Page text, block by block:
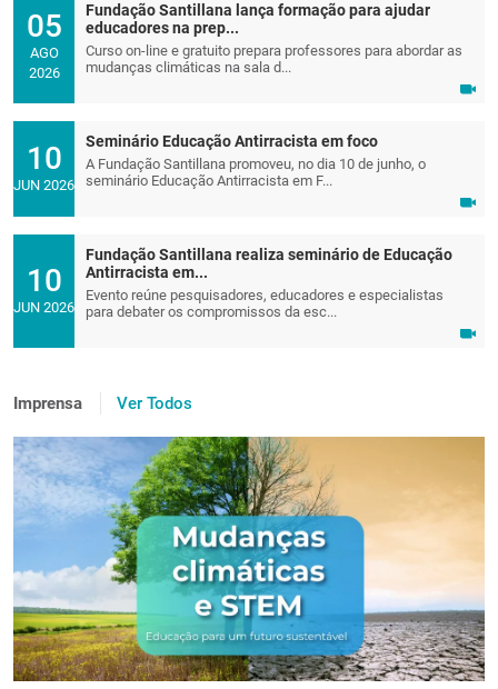
05
AGO
2026
Fundação Santillana lança formação para ajudar
educadores na prep...
Curso on-line e gratuito prepara professores para abordar as
mudanças climáticas na sala d...
10
JUN 2026
Seminário Educação Antirracista em foco
A Fundação Santillana promoveu, no dia 10 de junho, o
seminário Educação Antirracista em F...
10
JUN 2026
Fundação Santillana realiza seminário de Educação
Antirracista em...
Evento reúne pesquisadores, educadores e especialistas
para debater os compromissos da esc...
Imprensa Ver Todos